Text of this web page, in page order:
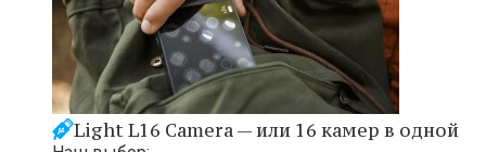
Light L16 Camera — или 16 камер в одной